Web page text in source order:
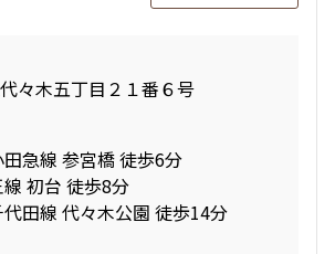
々木五丁目２１番６号
急線 参宮橋 徒歩6分
初台 徒歩8分
田線 代々木公園 徒歩14分